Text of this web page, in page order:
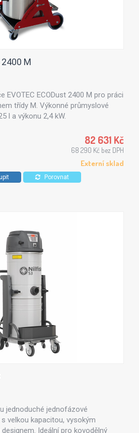
2400 M
EVOTEC ECODust 2400 M pro práci
třídy M. Výkonné průmyslové
l a výkonu 2,4 kW.
82 631 Kč
68 290 Kč bez DPH
Externí sklad
Porovnat
jednoduché jednofázové
velkou kapacitou, vysokým
Ideální pro kovodělný